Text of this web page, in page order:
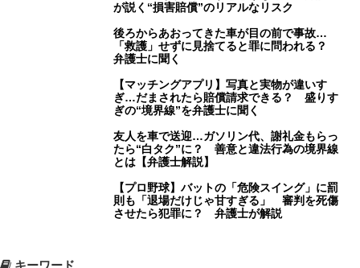
が説く“損害賠償”のリアルなリスク
後ろからあおってきた車が目の前で事故…
「救護」せずに見捨てると罪に問われる？
弁護士に聞く
【マッチングアプリ】写真と実物が違いす
ぎ…だまされたら賠償請求できる？ 盛りす
ぎの“境界線”を弁護士に聞く
友人を車で送迎…ガソリン代、謝礼金もらっ
たら“白タク”に？ 善意と違法行為の境界線
とは【弁護士解説】
【プロ野球】バットの「危険スイング」に罰
則も「退場だけじゃ甘すぎる」 審判を死傷
させたら犯罪に？ 弁護士が解説
キーワード